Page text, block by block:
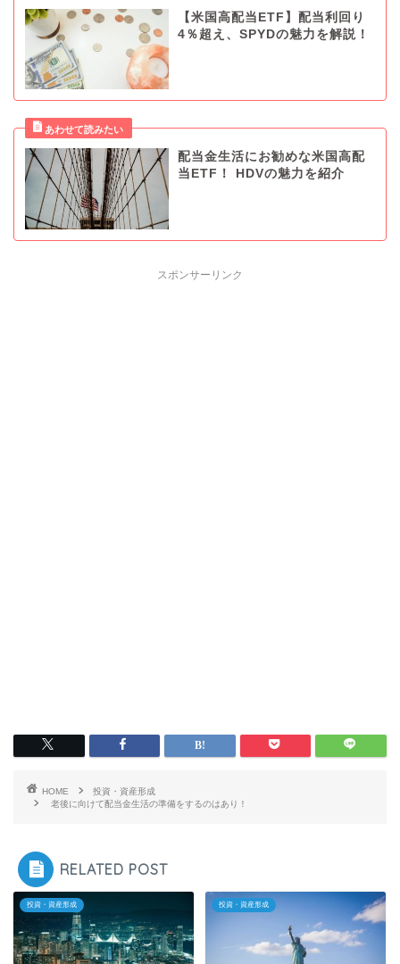
【米国高配当ETF】配当利回り
4％超え、SPYDの魅力を解説！
配当金生活にお勧めな米国高配
当ETF！ HDVの魅力を紹介
スポンサーリンク
HOME
投資・資産形成
老後に向けて配当金生活の準備をするのはあり！
RELATED POST
投資・資産形成 投資・資産形成